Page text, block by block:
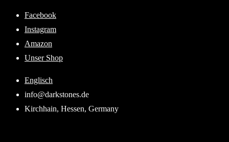
Skip
content
Facebook
Instagram
Amazon
Unser Shop
Englisch
info@darkstones.de
Kirchhain, Hessen, Germany